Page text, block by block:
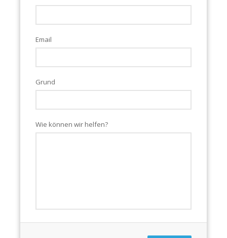
Email
Grund
Wie können wir helfen?